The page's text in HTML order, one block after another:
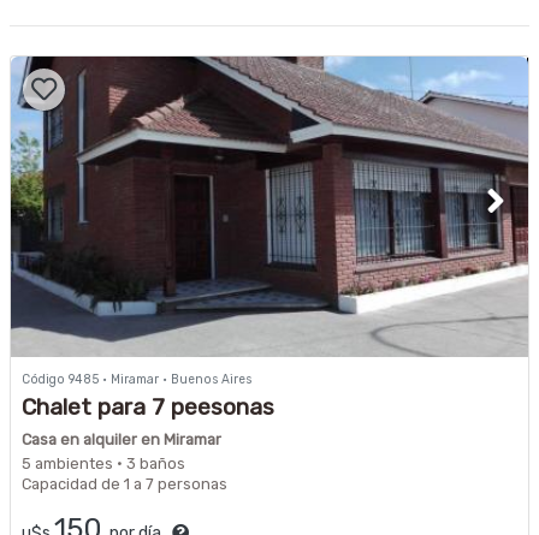
Código 9485 · Miramar · Buenos Aires
Chalet para 7 peesonas
Casa en alquiler en Miramar
5 ambientes · 3 baños
Capacidad de 1 a 7 personas